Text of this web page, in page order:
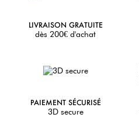
LIVRAISON GRATUITE
dès 200€ d'achat
PAIEMENT SÉCURISÉ
3D secure